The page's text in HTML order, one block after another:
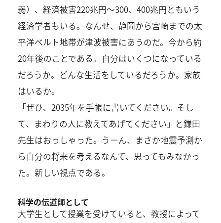
弱）、経済被害220兆円～300、400兆円ともいう
経済学者もいる。なんせ、静岡から宮崎までの太
平洋ベルト地帯が津波被害にあうのだ。今から約
20年後のことである。自分はいくつになっている
だろうか。どんな生活をしているだろうか。家族
はいるか。
「ぜひ、2035年を手帳に書いてください。そし
て、まわりの人に教えてあげてください」と鎌田
先生はおっしゃった。うーん、まさか地震予測か
ら自分の将来を考えるなんて、思ってもみなかっ
た。新しい視点である。
科学の伝道師として
大学生として授業を受けていると、教授によって